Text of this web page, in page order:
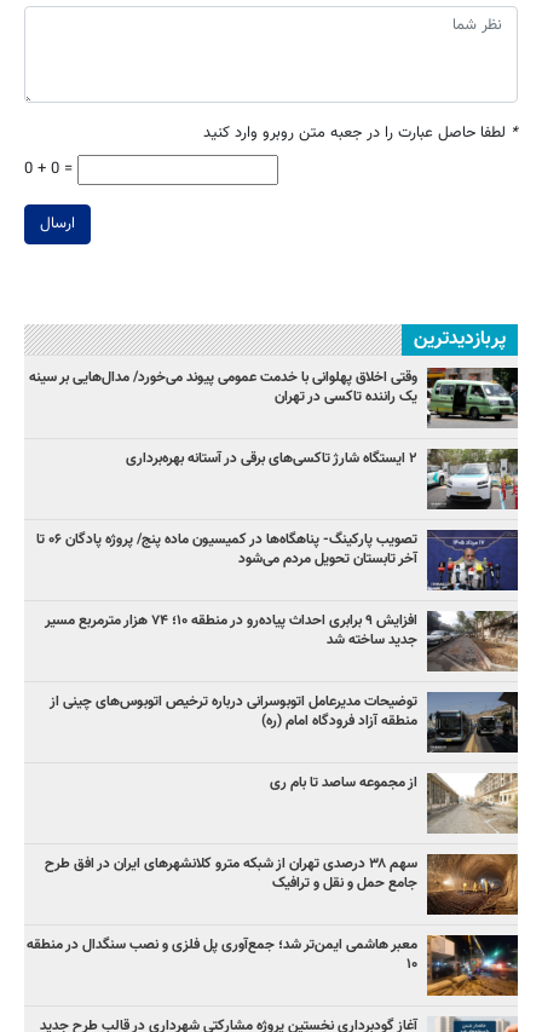
* لطفا حاصل عبارت را در جعبه متن روبرو وارد کنید
0 + 0 =
ارسال
پربازدیدترین
وقتی اخلاق پهلوانی با خدمت عمومی پیوند می‌خورد/ مدال‌هایی بر سینه
یک راننده تاکسی در تهران
۲ ایستگاه شارژ تاکسی‌های برقی در آستانه بهره‌برداری
تصویب پارکینگ- پناهگاه‌ها در کمیسیون ماده پنج/ پروژه پادگان ۰۶ تا
آخر تابستان تحویل مردم می‌شود
افزایش ۹ برابری احداث پیاده‌رو در منطقه ۱۰؛ ۷۴ هزار مترمربع مسیر
جدید ساخته شد
توضیحات مدیرعامل اتوبوسرانی درباره ترخیص اتوبوس‌های چینی از
منطقه آزاد فرودگاه امام (ره)
از مجموعه ساصد تا بام ری
سهم ۳۸ درصدی تهران از شبکه مترو کلانشهرهای ایران در افق طرح
جامع حمل و نقل و ترافیک
معبر هاشمی ایمن‌تر شد؛ جمع‌آوری پل فلزی و نصب سنگدال در منطقه
۱۰
آغاز گودبرداری نخستین پروژه مشارکتی شهرداری در قالب طرح جدید